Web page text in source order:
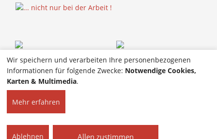
© 2026 Torsten Brunke |
HOME
Wir speichern und verarbeiten Ihre personenbezogenen
Informationen für folgende Zwecke: Notwendige Cookies,
Karten & Multimedia.
Mehr erfahren
Ablehnen Allen zustimmen